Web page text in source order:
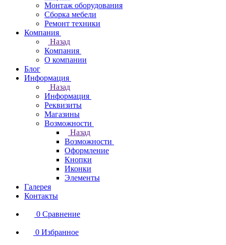
Монтаж оборудования
Сборка мебели
Ремонт техники
Компания
Назад
Компания
О компании
Блог
Информация
Назад
Информация
Реквизиты
Магазины
Возможности
Назад
Возможности
Оформление
Кнопки
Иконки
Элементы
Галерея
Контакты
0 Сравнение
0 Избранное